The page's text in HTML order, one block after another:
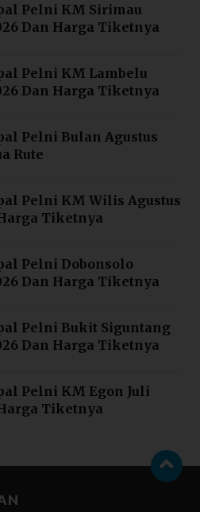
Pelni KM Sirimau
Dan Harga Tiketnya
Pelni KM Lambelu
Dan Harga Tiketnya
Pelni Bulan Agustus
Rute
Pelni KM Wilis Agustus
Tiketnya
Pelni Dobonsolo
Dan Harga Tiketnya
Pelni Bukit Siguntang
Dan Harga Tiketnya
Pelni KM Egon Juli
Tiketnya